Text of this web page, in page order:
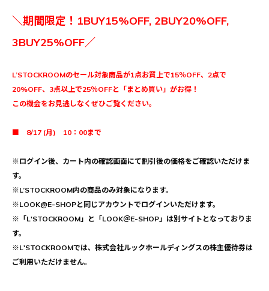
＼期間限定！1BUY15%OFF, 2BUY20%OFF,
3BUY25%OFF／
L’STOCKROOMのセール対象商品が1点お買上で15％OFF、2点で
20%OFF、3点以上で25％OFFと「まとめ買い」がお得！
この機会をお見逃しなくぜひご覧ください。
■ 8/17 (月) 10：00まで
※ログイン後、カート内の確認画面にて割引後の価格をご確認いただけま
す。
※L’STOCKROOM内の商品のみ対象になります。
※LOOK@E-SHOPと同じアカウントでログインいただけます。
※「L'STOCKROOM」と「LOOK＠E-SHOP」は別サイトとなっておりま
す。
※L'STOCKROOMでは、株式会社ルックホールディングスの株主優待券は
ご利用いただけません。